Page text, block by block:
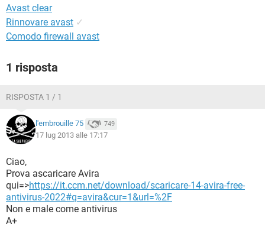
Avast clear
Rinnovare avast ✓
Comodo firewall avast
1 risposta
RISPOSTA 1 / 1
l'embrouille 75 749
17 lug 2013 alle 17:17
Ciao,
Prova ascaricare Avira
qui=>https://it.ccm.net/download/scaricare-14-avira-free-
antivirus-2022#q=avira&cur=1&url=%2F
Non e male come antivirus
A+